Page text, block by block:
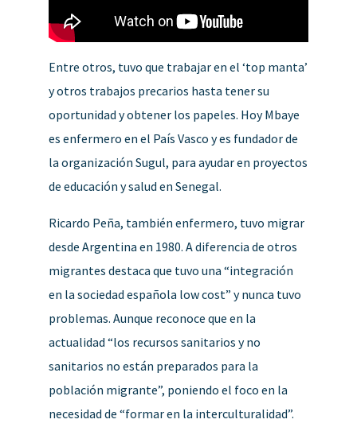
Entre otros, tuvo que trabajar en el ‘top manta’
y otros trabajos precarios hasta tener su
oportunidad y obtener los papeles. Hoy Mbaye
es enfermero en el País Vasco y es fundador de
la organización Sugul, para ayudar en proyectos
de educación y salud en Senegal.
Ricardo Peña, también enfermero, tuvo migrar
desde Argentina en 1980. A diferencia de otros
migrantes destaca que tuvo una “integración
en la sociedad española low cost” y nunca tuvo
problemas. Aunque reconoce que en la
actualidad “los recursos sanitarios y no
sanitarios no están preparados para la
población migrante”, poniendo el foco en la
necesidad de “formar en la interculturalidad”.